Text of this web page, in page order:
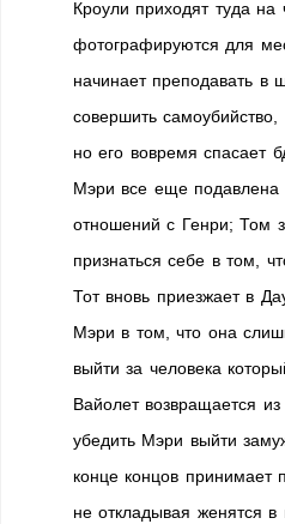
Кроули приходят туда на
фотографируются для
начинает преподавать в
совершить
но его вовремя спасает
Мэри все еще подавлена
отношений с Генри; Том
признаться себе в том,
Тот вновь приезжает в
Мэри в том, что она
выйти за человека
Вайолет возвращается
убедить Мэри выйти
конце концов принимает
не откладывая женятся в